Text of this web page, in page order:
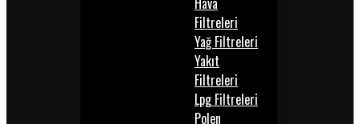
Filtreleri
Yağ Filtreleri
Yakıt
Filtreleri
Lpg Filtreleri
Polen